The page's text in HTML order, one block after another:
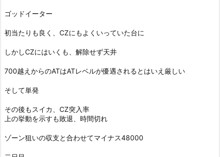
ゴッドイーター
初当たりも良く、CZにもよくいっていた台に
しかしCZにはいくも、解除せず天井
700越えからのATはATレベルが優遇されるとはいえ厳しい
そして単発
その後もスイカ、CZ突入率
上の挙動を示すも敗退、時間切れ
ゾーン狙いの収支と合わせてマイナス48000